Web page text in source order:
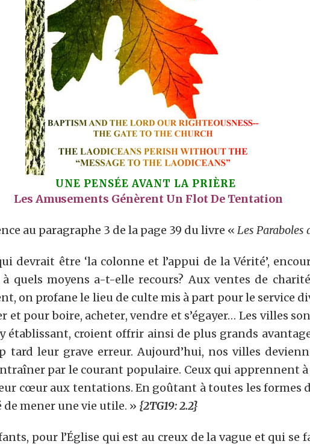
UNE PENSÉE AVANT LA PRIÈRE
Les Amusements Génèrent Un Flot De Tentation
au paragraphe 3 de la page 39 du livre « Les Paraboles
devrait être ‘la colonne et l’appui de la Vérité’,
à quels moyens a-t-elle recours? Aux ventes de
on profane le lieu de culte mis à part pour le service
pour boire, acheter, vendre et s’égayer… Les villes
établissant, croient offrir ainsi de plus grands
leur grave erreur. Aujourd’hui, nos villes
par le courant populaire. Ceux qui apprennent
cœur aux tentations. En goûtant à toutes les formes
mener une vie utile. » {2TG19: 2.2}
pour l’Église qui est au creux de la vague et qui se